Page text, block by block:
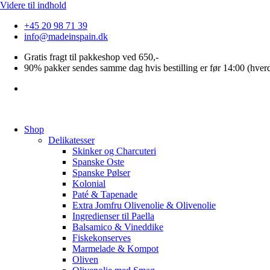
Videre til indhold
+45 20 98 71 39
info@madeinspain.dk
Gratis fragt til pakkeshop ved 650,-
90% pakker sendes samme dag hvis bestilling er før 14:00
Shop
Delikatesser
Skinker og Charcuteri
Spanske Oste
Spanske Pølser
Kolonial
Paté & Tapenade
Extra Jomfru Olivenolie & Olivenolie
Ingredienser til Paella
Balsamico & Vineddike
Fiskekonserves
Marmelade & Kompot
Oliven